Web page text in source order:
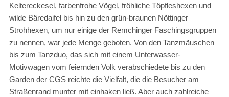
Keltereckesel, farbenfrohe Vögel, fröhliche Töpfleshexen und
wilde Bäredaifel bis hin zu den grün-braunen Nöttinger
Strohhexen, um nur einige der Remchinger Faschingsgruppen
zu nennen, war jede Menge geboten. Von den Tanzmäuschen
bis zum Tanzduo, das sich mit einem Unterwasser-
Motivwagen vom feiernden Volk verabschiedete bis zu den
Garden der CGS reichte die Vielfalt, die die Besucher am
Straßenrand munter mit einhaken ließ. Aber auch zahlreiche